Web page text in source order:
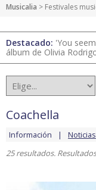
Musicalia > Festivales
Destacado: 'You
álbum de Olivia
Coachella
Información Noticias
25 resultados.